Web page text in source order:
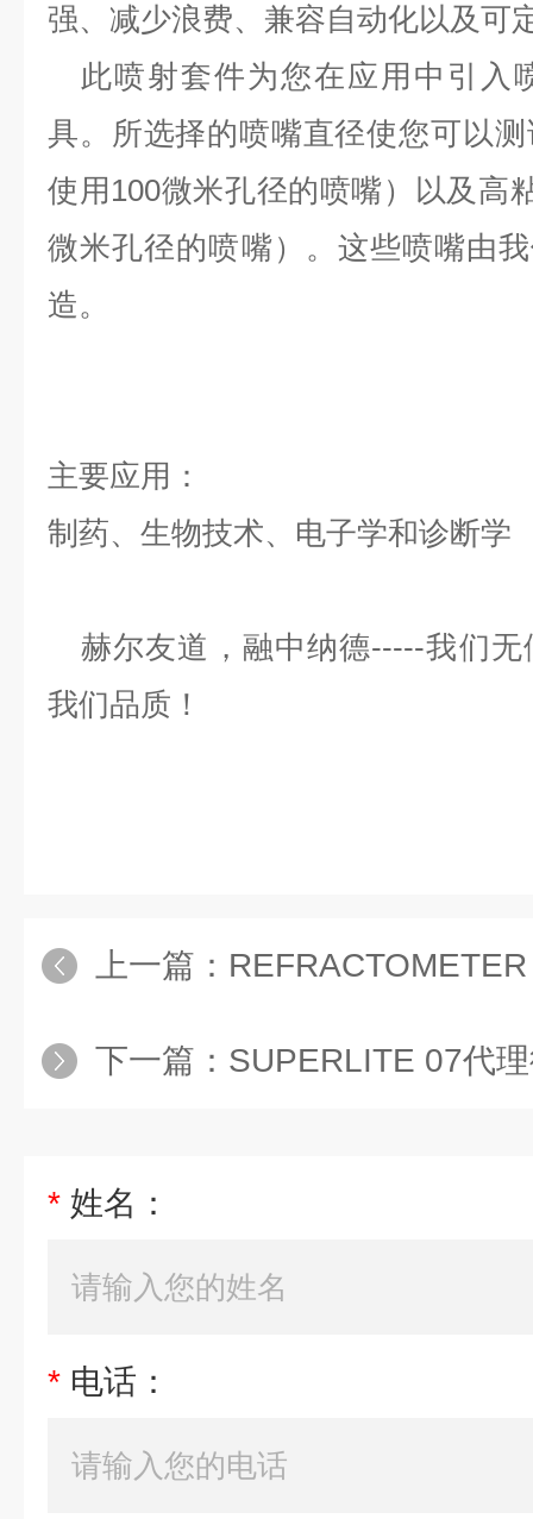
强、减少浪费、兼容自动化以及可
此喷射套件为您在应用中引入
具。所选择的喷嘴直径使您可以
使用 100微米孔径的喷嘴）以及高
微米孔径的喷嘴）。这些喷嘴由
造。
主要应用 ：
制药、生物技术、电子学和诊断学
赫尔友道，融中纳德-----我们无
我们品质！
上一篇： REFRACTOMETER
下一篇： SUPERLITE 07代理德
* 姓名：
* 电话：